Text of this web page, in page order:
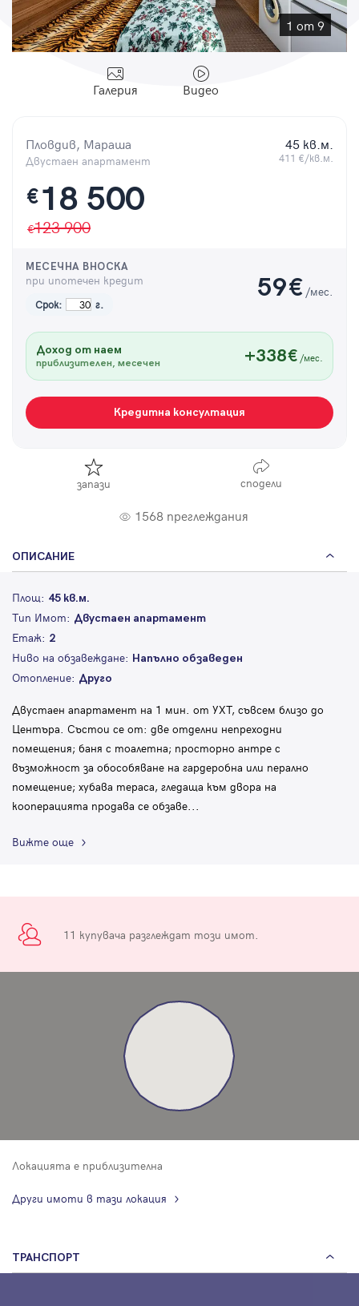
1 от 9
Галерия Видео
Пловдив, Мараша
Двустаен апартамент
45 кв.м.
411 €/кв.м.
€18 500
123 900
МЕСЕЧНА ВНОСКА
при ипотечен кредит
Срок: г.
59€ /мес.
Доход от наем
приблизителен, месечен +338€ /мес.
Кредитна консултация
запази сподели
1568 преглеждания
ОПИСАНИЕ
Площ: 45 кв.м.
Тип Имот: Двустаен апартамент
Етаж: 2
Ниво на обзавеждане: Напълно обзаведен
Отопление: Друго
Двустаен апартамент на 1 мин. от УХТ, съвсем близо до
Центъра. Състои се от: две отделни непреходни
помещения; баня с тоалетна; просторно антре с
възможност за обособяване на гардеробна или перално
помещение; хубава тераса, гледаща към двора на
кооперацията продава се обзаве...
Вижте още
11 купувача разглеждат този имот.
Локацията е приблизителна
Други имоти в тази локация
ТРАНСПОРТ
Парола
Забравена парола
Регистрация